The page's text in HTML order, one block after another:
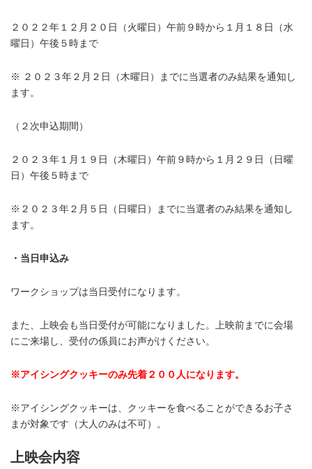
２０２２年１２月２０日（火曜日）午前９時から１月１８日（水
曜日）午後５時まで
※ ２０２３年２月２日（木曜日）までに当選者のみ結果を通知し
ます。
（２次申込期間）
２０２３年１月１９日（木曜日）午前９時から１月２９日（日曜
日）午後５時まで
※２０２３年２月５日（日曜日）までに当選者のみ結果を通知し
ます。
・当日申込み
ワークショップは当日受付になります。
また、上映会も当日受付が可能になりました。上映前までに会場
にご来場し、受付の係員にお声がけください。
※アイシングクッキーのみ先着２００人になります。
※アイシングクッキーは、クッキーを食べることができるお子さ
まが対象です（大人のみは不可）。
上映会内容